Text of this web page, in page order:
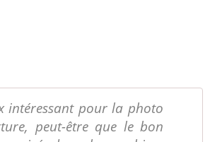
intéressant pour la photo
peut-être que le bon